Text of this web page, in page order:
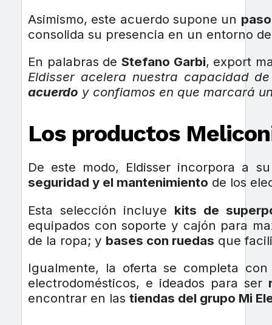
Asimismo, este acuerdo supone un
consolida su presencia en un entorno
En palabras de Stefano Garbi, export
Eldisser acelera nuestra capacidad
acuerdo y confiamos en que marcará
Los productos
De este modo, Eldisser incorpora a
seguridad y el mantenimiento de los
Esta selección incluye kits de
equipados con soporte y cajón para
de la ropa; y bases con ruedas que
Igualmente, la oferta se completa
electrodomésticos, e ideados para ser
encontrar en las tiendas del grupo Mi